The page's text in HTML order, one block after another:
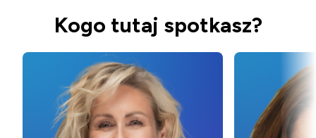
Kogo tutaj spotkasz?